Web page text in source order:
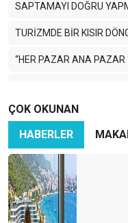
SAPTAMAYI DOĞRU
TURİZMDE BİR KISIR
“HER PAZAR ANA
BEKLENTİDE ARTAN
SEZONA BAKIŞ!
Hizmet kalitesi markamız !
ÇOK OKUNAN
HABERLER